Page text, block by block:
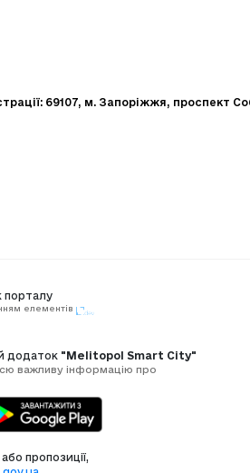
69107, м. Запоріжжя, проспект
порталу
елементів
додаток "Melitopol Smart City"
важливу інформацію про
пропозиції,